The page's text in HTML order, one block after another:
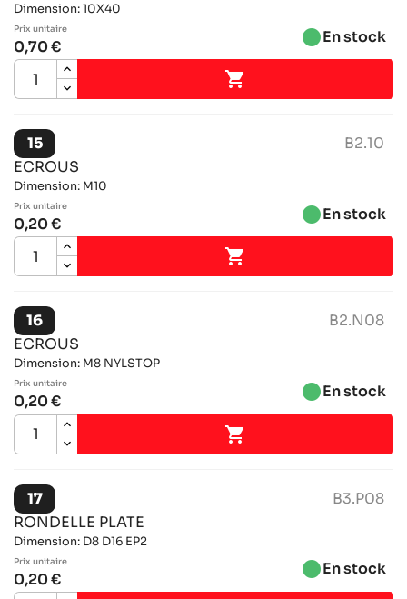
Dimension: 10X40
Prix ​​unitaire
0,70 € brightness_1En stock

15
B2.10
ECROUS
Dimension: M10
Prix ​​unitaire
0,20 € brightness_1En stock

16
B2.N08
ECROUS
Dimension: M8 NYLSTOP
Prix ​​unitaire
0,20 € brightness_1En stock

17
B3.P08
RONDELLE PLATE
Dimension: D8 D16 EP2
Prix ​​unitaire
0,20 € brightness_1En stock